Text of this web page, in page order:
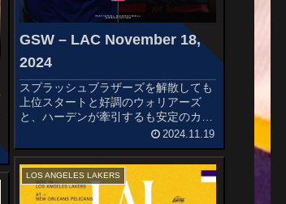
GSW – LAC November 18,
2024
スプラッシュブラザーズを解散しても
上位スタートと好調のウォリアーズ
と、ハーデンが牽引するも安定のカワ
イ・レナードの欠場に勝ち星を稼げな
いクリッパーの一戦です。
STARTERSGOLDEN STATE
WARRIORSStephen Curr...
2024.11.19
LOS ANGELES LAKERS